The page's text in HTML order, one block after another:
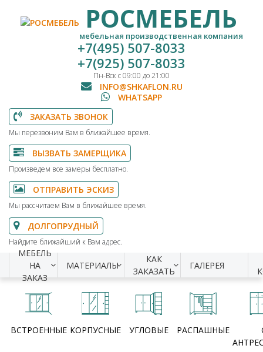
РОСМЕБЕЛЬ
мебельная производственная компания
+7(495) 507-8033
+7(925) 507-8033
Пн-Вск с 09:00 до 21:00
INFO@SHKAFLON.RU
WHATSAPP
ЗАКАЗАТЬ ЗВОНОК
Мы перезвоним Вам в ближайшее время.
ВЫЗВАТЬ ЗАМЕРЩИКА
Произведем все замеры бесплатно.
ОТПРАВИТЬ ЭСКИЗ
Мы рассчитаем Вам в ближайшее время.
ДОЛГОПРУДНЫЙ
Найдите ближайший к Вам адрес.
МЕБЕЛЬ
НА
ЗАКАЗ
МАТЕРИАЛЫ
КАК
ЗАКАЗАТЬ
ГАЛЕРЕЯ
ВСТРОЕННЫЕ КОРПУСНЫЕ УГЛОВЫЕ РАСПАШНЫЕ